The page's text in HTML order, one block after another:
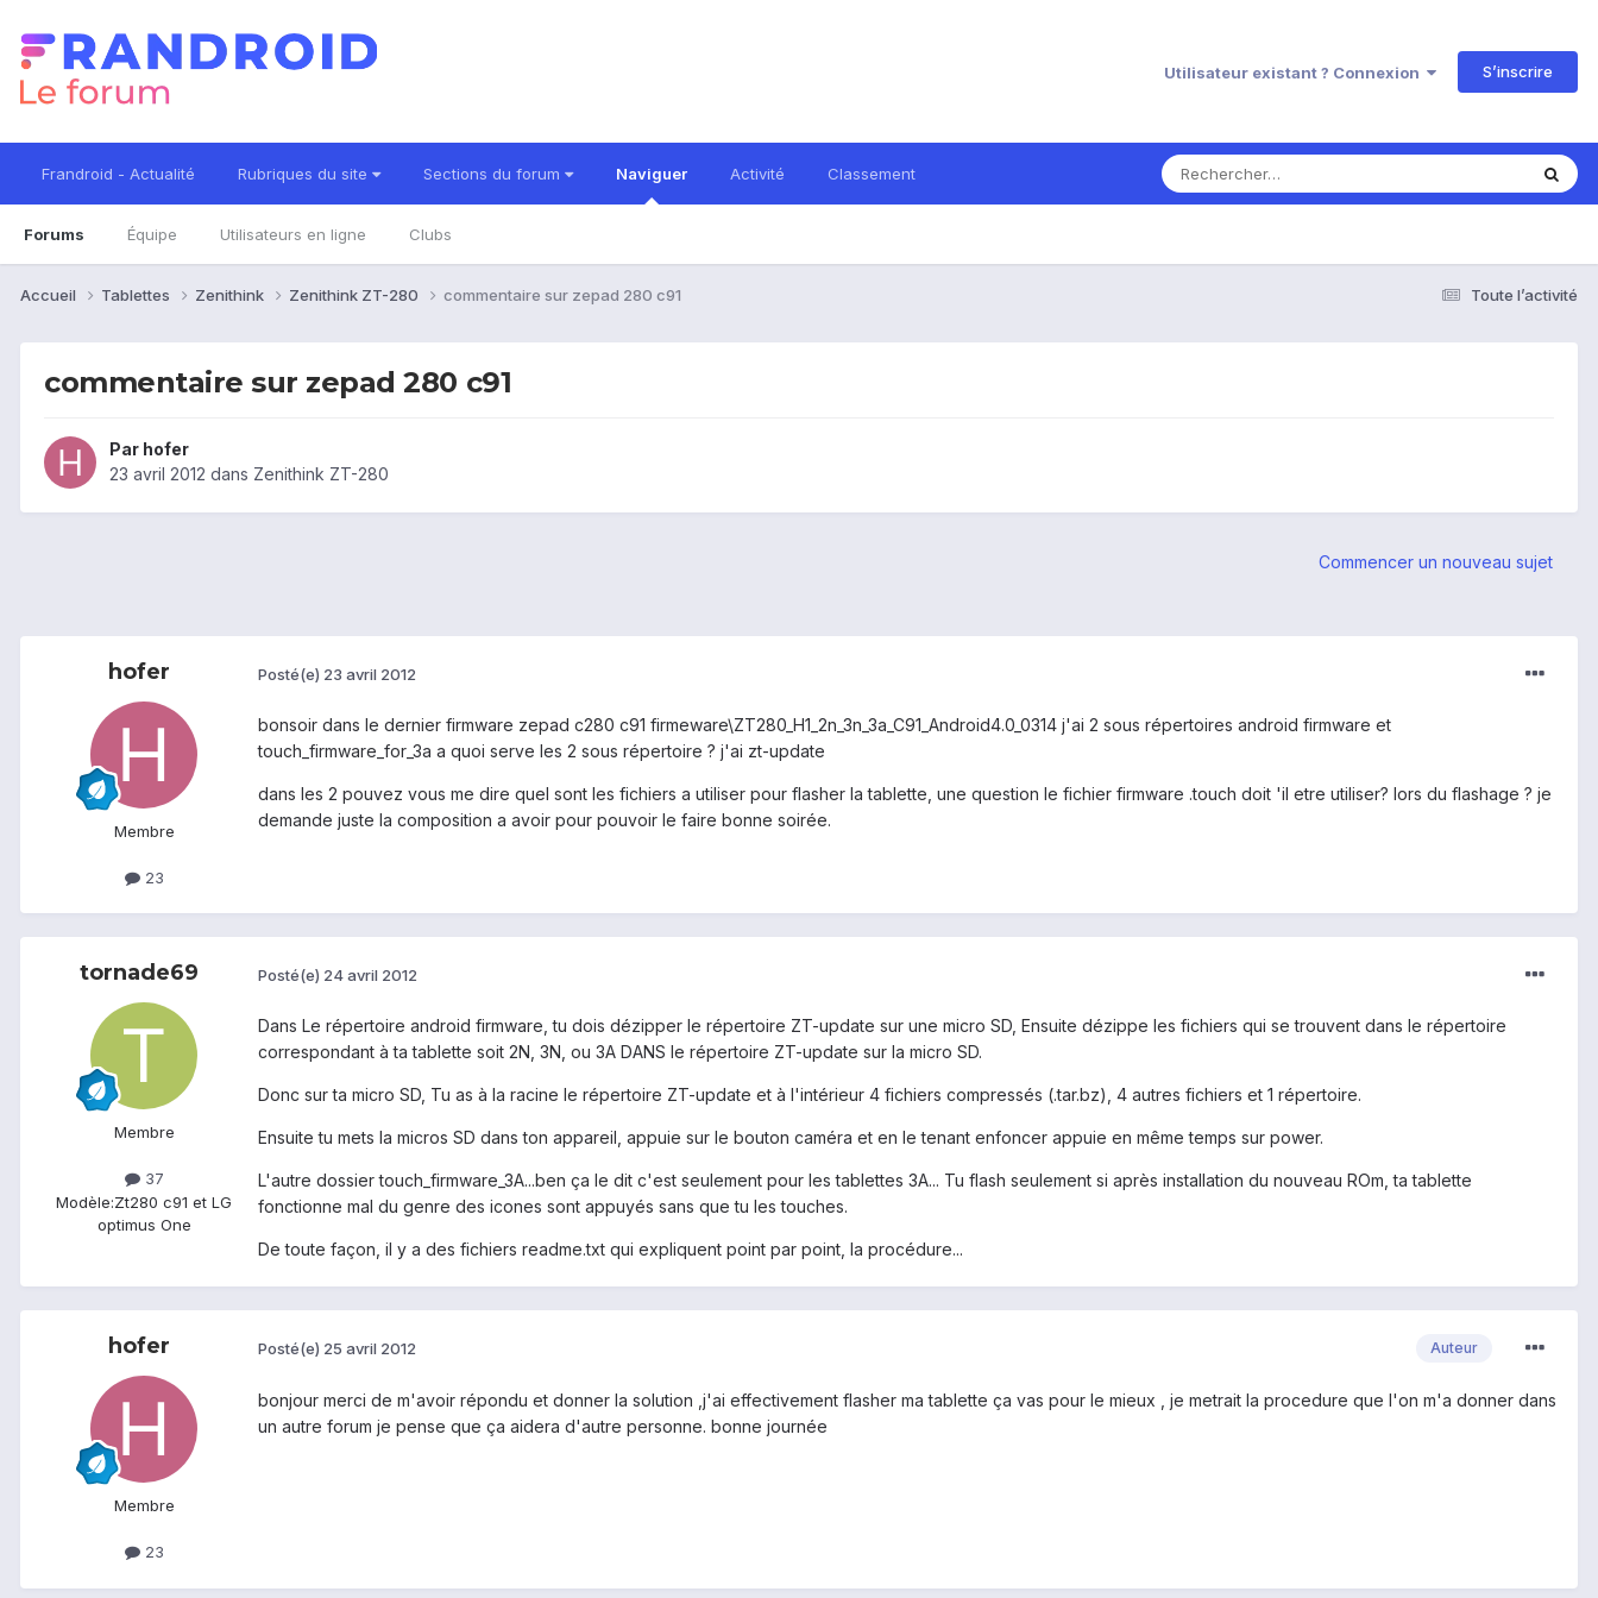
Utilisateur existant ? Connexion S’inscrire
Frandroid - Actualité Rubriques du site Sections du forum Naviguer
Forums Équipe Utilisateurs en ligne Clubs
Activité Classement
Toute l’activité
Accueil Tablettes Zenithink Zenithink ZT-280 commentaire sur zepad 280 c91
commentaire sur zepad 280 c91
Par hofer
23 avril 2012 dans Zenithink ZT-280
Commencer un nouveau sujet
hofer
Membre
23
Posté(e) 23 avril 2012
bonsoir dans le dernier firmware zepad c280 c91 firmeware\ZT280_H1_2n_3n_3a_C91_Android4.0_0314 j'ai 2 sous répertoires android firmware et
touch_firmware_for_3a a quoi serve les 2 sous répertoire ? j'ai zt-update
dans les 2 pouvez vous me dire quel sont les fichiers a utiliser pour flasher la tablette, une question le fichier firmware .touch doit 'il etre utiliser? lors du flashage ? je
demande juste la composition a avoir pour pouvoir le faire bonne soirée.
tornade69
Membre
37
Modèle:Zt280 c91 et LG
optimus One
Posté(e) 24 avril 2012
Dans Le répertoire android firmware, tu dois dézipper le répertoire ZT-update sur une micro SD, Ensuite dézippe les fichiers qui se trouvent dans le répertoire
correspondant à ta tablette soit 2N, 3N, ou 3A DANS le répertoire ZT-update sur la micro SD.
Donc sur ta micro SD, Tu as à la racine le répertoire ZT-update et à l'intérieur 4 fichiers compressés (.tar.bz), 4 autres fichiers et 1 répertoire.
Ensuite tu mets la micros SD dans ton appareil, appuie sur le bouton caméra et en le tenant enfoncer appuie en même temps sur power.
L'autre dossier touch_firmware_3A...ben ça le dit c'est seulement pour les tablettes 3A... Tu flash seulement si après installation du nouveau ROm, ta tablette
fonctionne mal du genre des icones sont appuyés sans que tu les touches.
De toute façon, il y a des fichiers readme.txt qui expliquent point par point, la procédure...
hofer
Membre
23
Auteur
Posté(e) 25 avril 2012
bonjour merci de m'avoir répondu et donner la solution ,j'ai effectivement flasher ma tablette ça vas pour le mieux , je metrait la procedure que l'on m'a donner dans
un autre forum je pense que ça aidera d'autre personne. bonne journée